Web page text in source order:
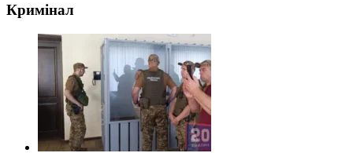
Кримінал